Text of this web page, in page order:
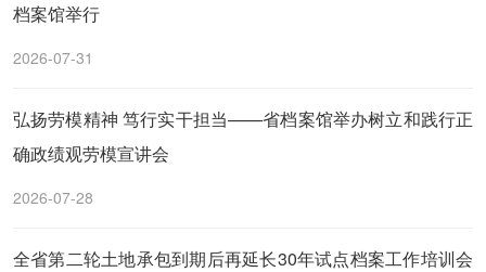
档案馆举行
2026-07-31
弘扬劳模精神 笃行实干担当——省档案馆举办树立和践行正
确政绩观劳模宣讲会
2026-07-28
全省第二轮土地承包到期后再延长30年试点档案工作培训会